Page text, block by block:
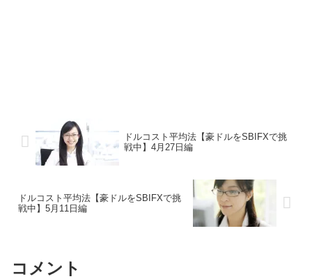
ドルコスト平均法【豪ドルをSBIFXで挑
戦中】4月27日編
ドルコスト平均法【豪ドルをSBIFXで挑
戦中】5月11日編
コメント